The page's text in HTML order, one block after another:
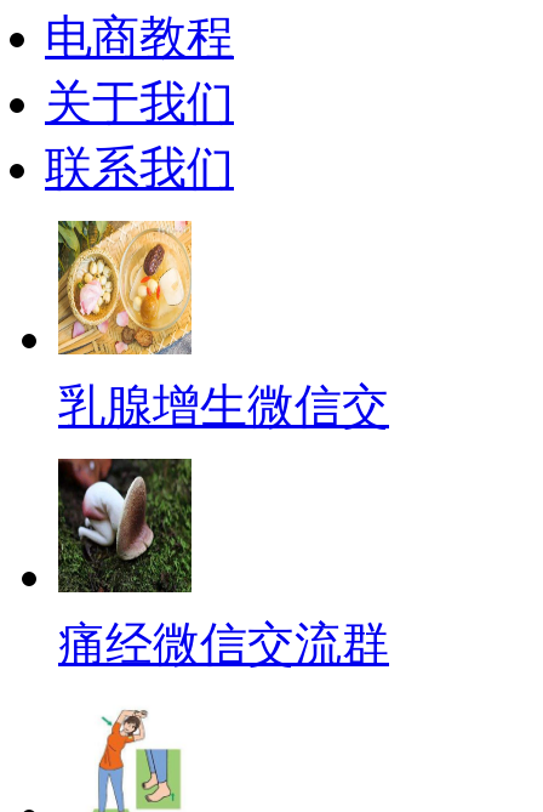
电商教程
关于我们
联系我们
乳腺增生微信交
痛经微信交流群